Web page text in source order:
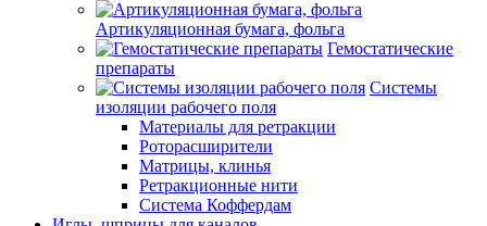
Артикуляционная бумага, фольга
Гемостатические
препараты
Системы
изоляции рабочего поля
Материалы для ретракции
Роторасширители
Матрицы, клинья
Ретракционные нити
Система Коффердам